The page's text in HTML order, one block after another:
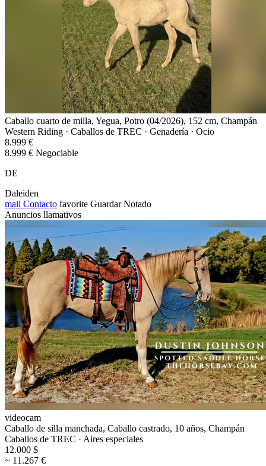
Caballo cuarto de milla, Yegua, Potro (04/2026), 152 cm, Champán
Western Riding · Caballos de TREC · Genadería · Ocio
8.999 €
8.999 € Negociable
DE
Daleiden
mail Contacto favorite Guardar Notado
Anuncios llamativos
videocam
Caballo de silla manchada, Caballo castrado, 10 años, Champán
Caballos de TREC · Aires especiales
12.000 $
~ 11.267 €